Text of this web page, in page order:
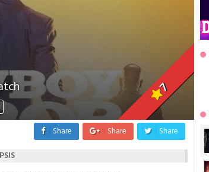
7
Share Share Share